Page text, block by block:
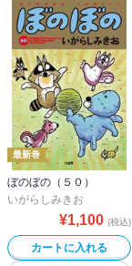
最新巻
ぼのぼの（５０）
いがらしみきお
¥1,100 (税込)
カートに入れる